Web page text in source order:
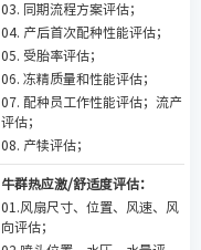
03. 同期流程方案评估；
04. 产后首次配种性能评估；
05. 受胎率评估；
06. 冻精质量和性能评估；
07. 配种员工作性能评估；流产
评估；
08. 产犊评估；
牛群热应激/舒适度评估：
01.风扇尺寸、位置、风速、风
向评估；